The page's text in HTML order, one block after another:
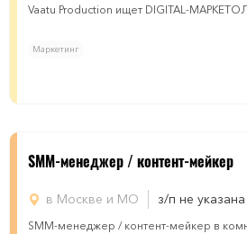
Vaatu Production ищет DIGITAL-
Маркетинг
SMM-менеджер / контент-мейкер
в Москве и МО з/п не указана
SMM-менеджер / контент-мейкер в